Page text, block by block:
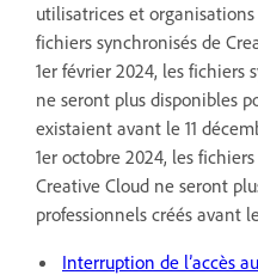
utilisatrices et
fichiers synchronisés de
1er février 2024, les fichiers
ne seront plus disponibles
existaient avant le 11
1er octobre 2024, les
Creative Cloud ne seront
professionnels créés avant
Interruption de l’accès